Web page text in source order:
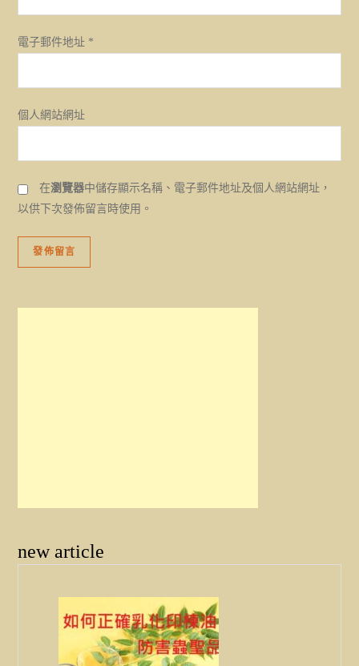
電子郵件地址 *
個人網站網址
在瀏覽器中儲存顯示名稱、電子郵件地址及個人網站網址，
以供下次發佈留言時使用。
new article